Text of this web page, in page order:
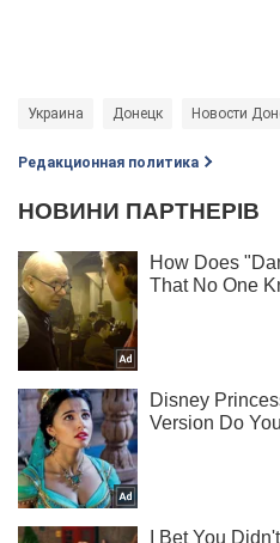
Украина Донецк Новости
Редакционная политика